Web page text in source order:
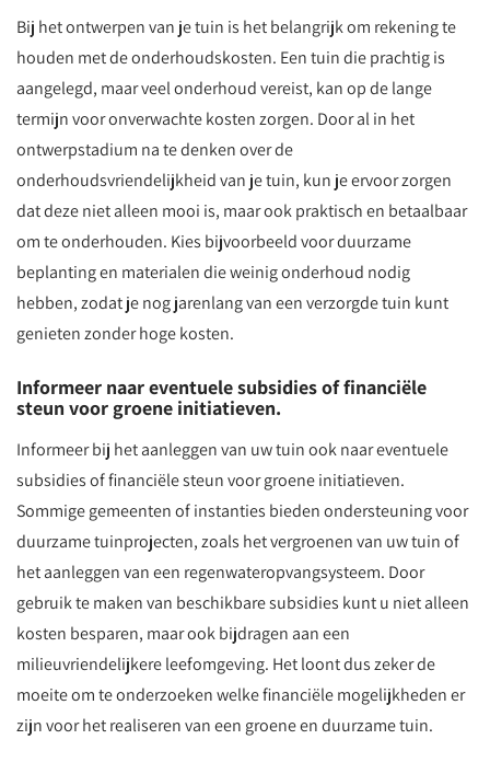
Bij het ontwerpen van je tuin is het belangrijk om rekening te
houden met de onderhoudskosten. Een tuin die prachtig is
aangelegd, maar veel onderhoud vereist, kan op de lange
termijn voor onverwachte kosten zorgen. Door al in het
ontwerpstadium na te denken over de
onderhoudsvriendelijkheid van je tuin, kun je ervoor zorgen
dat deze niet alleen mooi is, maar ook praktisch en betaalbaar
om te onderhouden. Kies bijvoorbeeld voor duurzame
beplanting en materialen die weinig onderhoud nodig
hebben, zodat je nog jarenlang van een verzorgde tuin kunt
genieten zonder hoge kosten.
Informeer naar eventuele subsidies of financiële
steun voor groene initiatieven.
Informeer bij het aanleggen van uw tuin ook naar eventuele
subsidies of financiële steun voor groene initiatieven.
Sommige gemeenten of instanties bieden ondersteuning voor
duurzame tuinprojecten, zoals het vergroenen van uw tuin of
het aanleggen van een regenwateropvangsysteem. Door
gebruik te maken van beschikbare subsidies kunt u niet alleen
kosten besparen, maar ook bijdragen aan een
milieuvriendelijkere leefomgeving. Het loont dus zeker de
moeite om te onderzoeken welke financiële mogelijkheden er
zijn voor het realiseren van een groene en duurzame tuin.